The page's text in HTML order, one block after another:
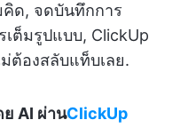
ด, จดบันทึกการ
ต็มรูปแบบ, ClickUp
องสลับแท็บเลย.
AI ผ่านClickUp